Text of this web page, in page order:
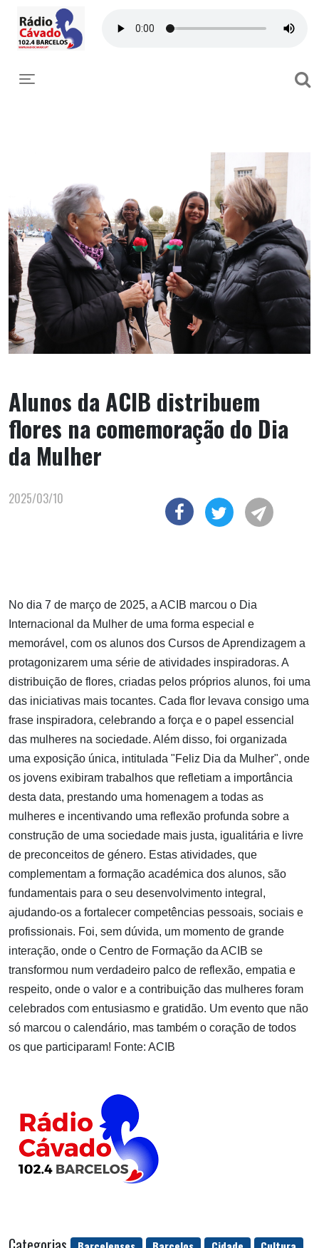
Toggle navigation
Alunos da ACIB distribuem
flores na comemoração do Dia
da Mulher
2025/03/10
No dia 7 de março de 2025, a ACIB marcou o Dia
Internacional da Mulher de uma forma especial e
memorável, com os alunos dos Cursos de Aprendizagem a
protagonizarem uma série de atividades inspiradoras. A
distribuição de flores, criadas pelos próprios alunos, foi uma
das iniciativas mais tocantes. Cada flor levava consigo uma
frase inspiradora, celebrando a força e o papel essencial
das mulheres na sociedade. Além disso, foi organizada
uma exposição única, intitulada "Feliz Dia da Mulher", onde
os jovens exibiram trabalhos que refletiam a importância
desta data, prestando uma homenagem a todas as
mulheres e incentivando uma reflexão profunda sobre a
construção de uma sociedade mais justa, igualitária e livre
de preconceitos de género. Estas atividades, que
complementam a formação académica dos alunos, são
fundamentais para o seu desenvolvimento integral,
ajudando-os a fortalecer competências pessoais, sociais e
profissionais. Foi, sem dúvida, um momento de grande
interação, onde o Centro de Formação da ACIB se
transformou num verdadeiro palco de reflexão, empatia e
respeito, onde o valor e a contribuição das mulheres foram
celebrados com entusiasmo e gratidão. Um evento que não
só marcou o calendário, mas também o coração de todos
os que participaram! Fonte: ACIB